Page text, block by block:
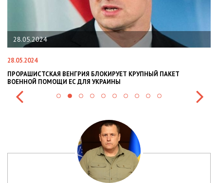
28.05.2024
28.05.2024
ПРОРАШИСТСКАЯ ВЕНГРИЯ БЛОКИРУЕТ КРУПНЫЙ ПАКЕТ
ВОЕННОЙ ПОМОЩИ ЕС ДЛЯ УКРАИНЫ